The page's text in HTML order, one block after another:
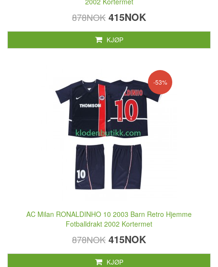
878NOK 415NOK
KJØP
-53%
AC Milan RONALDINHO 10 2003 Barn Retro Hjemme
Fotballdrakt 2002 Kortermet
878NOK 415NOK
KJØP